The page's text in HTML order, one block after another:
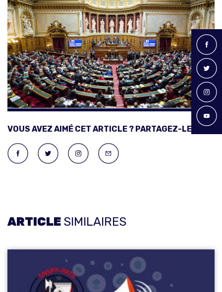
VOUS AVEZ AIMÉ CET ARTICLE ? PARTAGEZ-LE !
ARTICLE SIMILAIRES